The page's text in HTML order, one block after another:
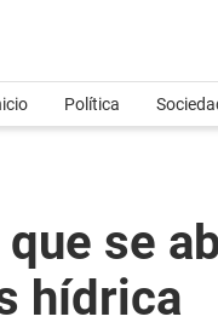
Política
se
hídrica